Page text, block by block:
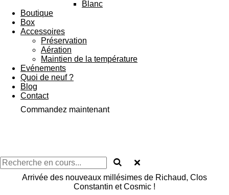
Blanc
Boutique
Box
Accessoires
Préservation
Aération
Maintien de la température
Evénements
Quoi de neuf ?
Blog
Contact
Commandez maintenant
Arrivée des nouveaux millésimes de Richaud, Clos
Constantin et Cosmic !